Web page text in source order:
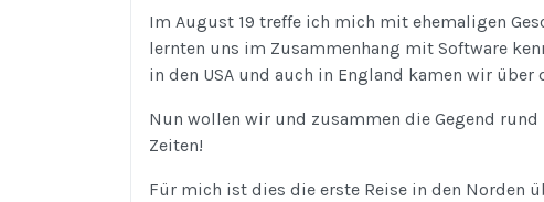
Im August 19 treffe ich mich mit ehemaligen
lernten uns im Zusammenhang mit Software
in den USA und auch in England kamen wir
Nun wollen wir und zusammen die Gegend
Zeiten!
Für mich ist dies die erste Reise in den Norden